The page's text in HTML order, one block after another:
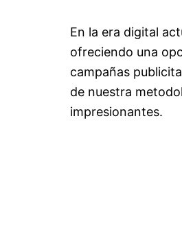
En la era digital
ofreciendo una
campañas
de nuestra
impresionantes.